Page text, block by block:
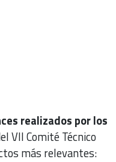
realizados por los
VII Comité Técnico
más relevantes: